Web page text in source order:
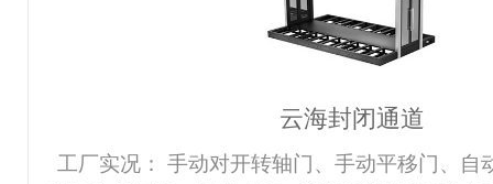
一体化智能机柜。 产品特点金属机
云海封闭通道
工厂实况： 手动对开转轴门、手动平移门、自